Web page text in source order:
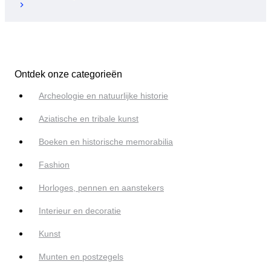
Ontdek onze categorieën
Archeologie en natuurlijke historie
Aziatische en tribale kunst
Boeken en historische memorabilia
Fashion
Horloges, pennen en aanstekers
Interieur en decoratie
Kunst
Munten en postzegels